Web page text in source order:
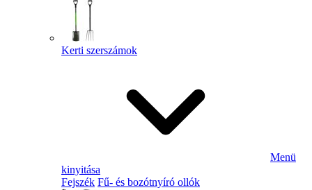
Kerti szerszámok
Menü
kinyitása
Fejszék Fű- és bozótnyíró ollók